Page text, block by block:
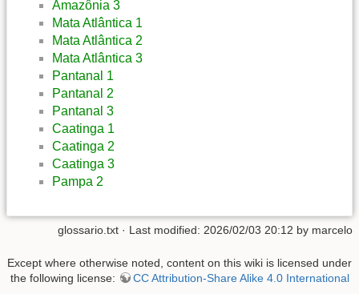
Amazônia 3
Mata Atlântica 1
Mata Atlântica 2
Mata Atlântica 3
Pantanal 1
Pantanal 2
Pantanal 3
Caatinga 1
Caatinga 2
Caatinga 3
Pampa 2
glossario.txt · Last modified: 2026/02/03 20:12 by marcelo
Except where otherwise noted, content on this wiki is licensed under
the following license:
CC Attribution-Share Alike 4.0 International